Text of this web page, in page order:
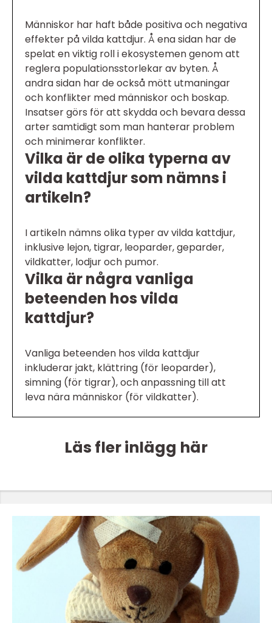
Människor har haft både positiva och negativa
effekter på vilda kattdjur. Å ena sidan har de
spelat en viktig roll i ekosystemen genom att
reglera populationsstorlekar av byten. Å
andra sidan har de också mött utmaningar
och konflikter med människor och boskap.
Insatser görs för att skydda och bevara dessa
arter samtidigt som man hanterar problem
och minimerar konflikter.
Vilka är de olika typerna av
vilda kattdjur som nämns i
artikeln?
I artikeln nämns olika typer av vilda kattdjur,
inklusive lejon, tigrar, leoparder, geparder,
vildkatter, lodjur och pumor.
Vilka är några vanliga
beteenden hos vilda
kattdjur?
Vanliga beteenden hos vilda kattdjur
inkluderar jakt, klättring (för leoparder),
simning (för tigrar), och anpassning till att
leva nära människor (för vildkatter).
Läs fler inlägg här